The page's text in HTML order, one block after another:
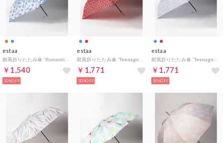
estaa
￥1,540
30%OFF
estaa
￥1,771
30%OFF
estaa
耐風折りたたみ傘 ”Teenage Dream ビーンズドット” （サックスブルー）
￥1,771
30%OFF